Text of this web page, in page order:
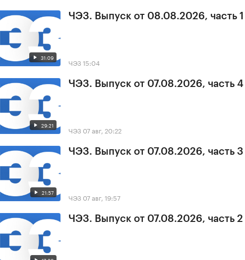
31:09
ЧЭЗ. Выпуск от 08.08.2026, часть 1
ЧЭЗ 15:04
29:21
ЧЭЗ. Выпуск от 07.08.2026, часть 4
ЧЭЗ 07 авг, 20:22
21:57
ЧЭЗ. Выпуск от 07.08.2026, часть 3
ЧЭЗ 07 авг, 19:57
ЧЭЗ. Выпуск от 07.08.2026, часть 2